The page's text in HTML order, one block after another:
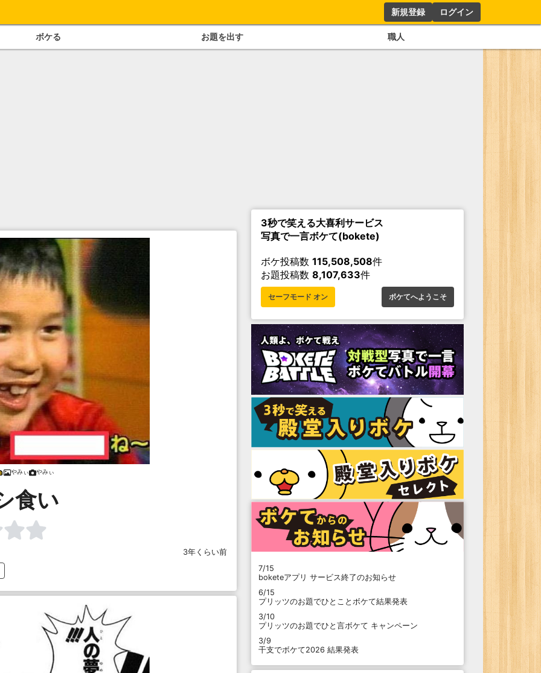
新規登録 ログイン
ボケる お題を出す 職人
やみぃ やみぃ
食い
3年くらい前
3秒で笑える大喜利サービス
写真で一言ボケて(bokete)
ボケ投稿数 115,508,508件
お題投稿数 8,107,633件
セーフモード オン ボケてへようこそ
7/15
boketeアプリ サービス終了のお知らせ
6/15
プリッツのお題でひとことボケて結果発表
3/10
プリッツのお題でひと言ボケて キャンペーン
3/9
干支でボケて2026 結果発表